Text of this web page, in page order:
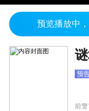
预览播放中
预
前